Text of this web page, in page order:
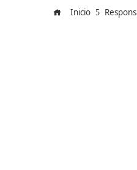
Inicio